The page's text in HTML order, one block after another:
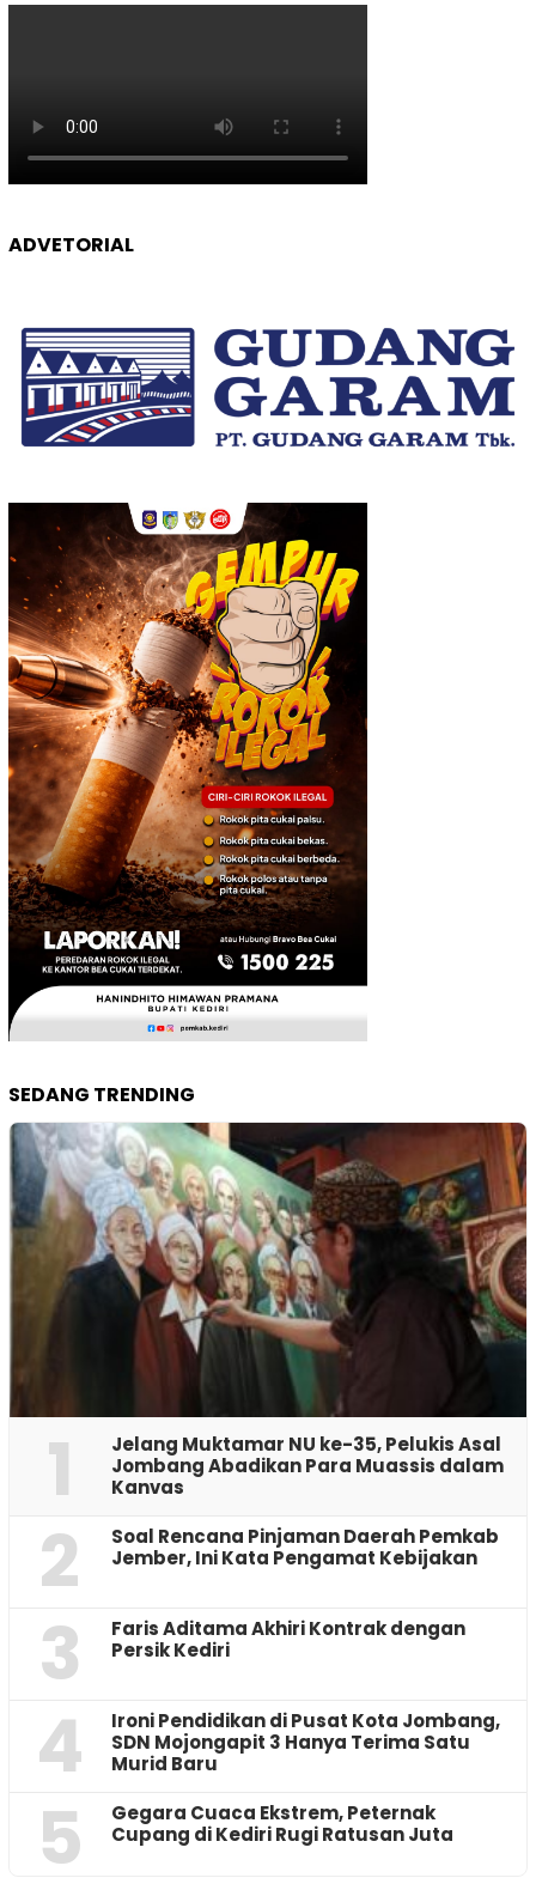
ADVETORIAL
SEDANG TRENDING
1
Jelang Muktamar NU ke-35, Pelukis Asal
Jombang Abadikan Para Muassis dalam
Kanvas
2
‎Soal Rencana Pinjaman Daerah Pemkab
Jember, Ini Kata Pengamat Kebijakan ‎
3
Faris Aditama Akhiri Kontrak dengan
Persik Kediri
4
Ironi Pendidikan di Pusat Kota Jombang,
SDN Mojongapit 3 Hanya Terima Satu
Murid Baru
5
‎Gegara Cuaca Ekstrem, Peternak
Cupang di Kediri Rugi Ratusan Juta